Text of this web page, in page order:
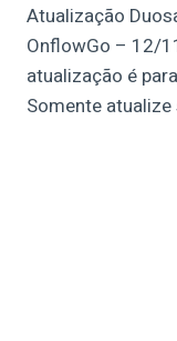
Atualização
OnflowGo – 12/
atualização é
Somente atualize